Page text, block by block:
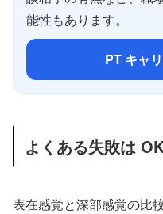
能性もあります。
PT キャ
よくある失敗は
表在感覚と深部感覚の比